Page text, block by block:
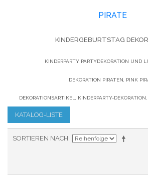
PIRATE
KINDERGEBURTSTAG
KINDERPARTY PARTYDEKORATION UND
DEKORATION PIRATEN, PINK
DEKORATIONSARTIKEL, KINDERPARTY-DEKORATION,
KATALOG-LISTE
SORTIEREN NACH